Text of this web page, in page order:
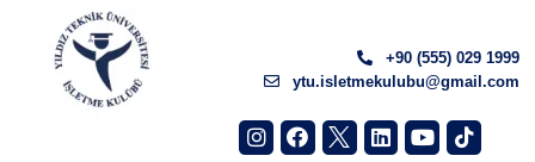
+90 (555) 029 1999
ytu.isletmekulubu@gmail.com